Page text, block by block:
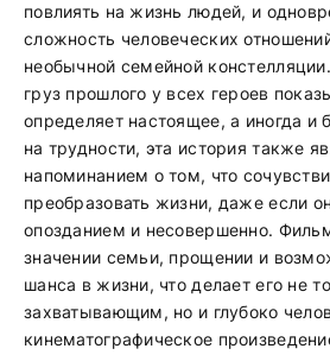
повлиять на жизнь людей, и
сложность человеческих
необычной семейной
груз прошлого у всех героев
определяет настоящее, а иногда и
на трудности, эта история также
напоминанием о том, что
преобразовать жизни, даже если
опозданием и несовершенно.
значении семьи, прощении и
шанса в жизни, что делает его не
захватывающим, но и глубоко
кинематографическое